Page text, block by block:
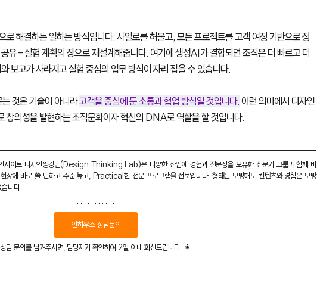
로 해결하는 일하는 방식입니다. 사일로를 허물고, 모든 프로젝트를 고객 여정 기반으로 정
유–실험 계획의 장으로 재설계해줍니다. 여기에 생성AI가 결합되면 조직은 더 빠르고 더
보고가 사라지고 실험 중심의 업무 방식이 자리 잡을 수 있습니다.
것은 기술이 아니라 고객을 중심에 둔 소통과 협업 방식일 것입니다. 이런 의미에서 디자인
창의성을 발현하는 조직문화이자 혁신의 DNA로 역할을 할 것입니다.
사이트 디자인씽킹랩(Design Thinking Lab)은 다양한 산업에 경험과 전문성을 보유한 전문가 그룹과 함께 비
장에 바로 쓸 만하고 수준 높고, Practical한 전문 프로그램을 선보입니다. 형태는 모방해도 컨텐츠와 경험은 모방
니다.
인하우스 상담문의
상담 문의를 남겨주시면, 담당자가 확인하여 2일 이내 회신드립니다. 👩